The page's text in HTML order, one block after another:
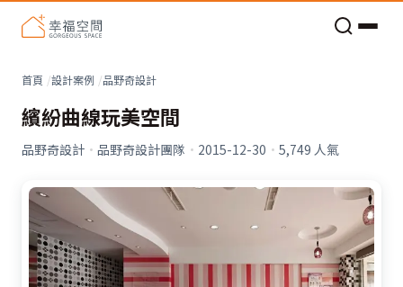
首頁 設計案例 品野奇設計
繽紛曲線玩美空間
品野奇設計 · 品野奇設計團隊 · 2015-12-30 · 5,749 人氣